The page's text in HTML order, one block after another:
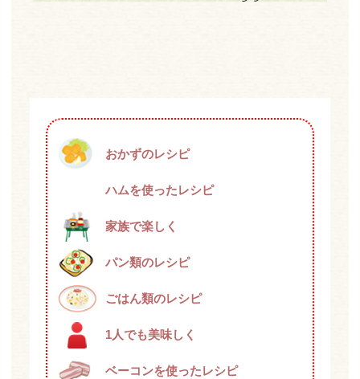
おかずのレシピ
ハムを使ったレシピ
家族で楽しく
パン類のレシピ
ごはん類のレシピ
1人でも美味しく
ベーコンを使ったレシピ